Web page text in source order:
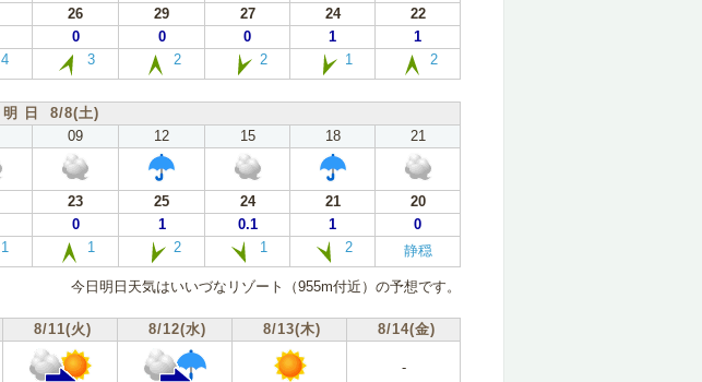
26 29 27 24
22
0 0 0 1
1
4 3 2 2 1 2
明 日 8/8(土)
09 12 15 18
21
23 25 24 21
20
0 1 0.1 1
0
1 1 2 1 2 静穏
今日明日天気はいいづなリゾート（955m付近）の予想です。
8/11(火) 8/12(水) 8/13(木) 8/14(金)
-